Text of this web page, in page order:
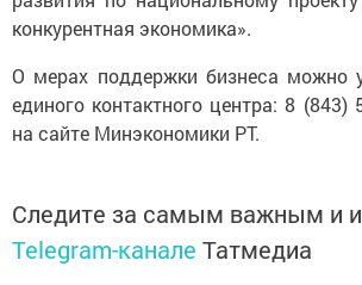
конкурентная экономика».
О мерах поддержки бизнеса можно
единого контактного центра: 8 (843)
на сайте Минэкономики РТ.
Следите за самым важным и
Telegram-канале Татмедиа